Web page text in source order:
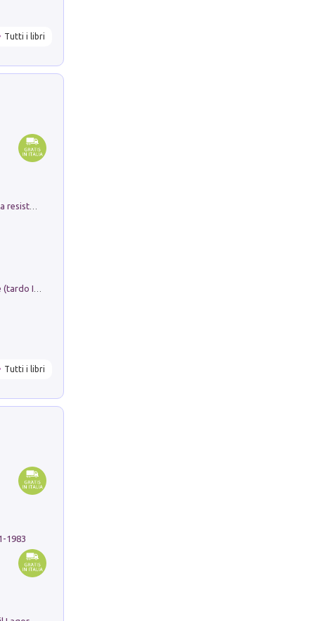
Tutti i libri
Tutti i libri
1983